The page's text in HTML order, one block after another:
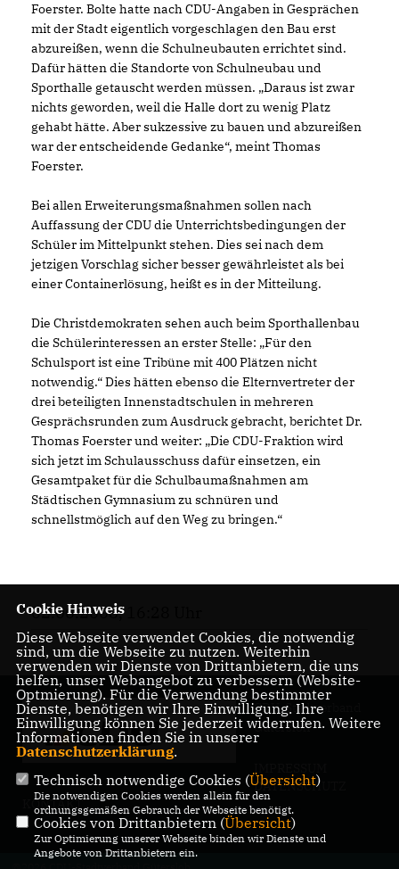
Foerster. Bolte hatte nach CDU-Angaben in Gesprächen
mit der Stadt eigentlich vorgeschlagen den Bau erst
abzureißen, wenn die Schulneubauten errichtet sind.
Dafür hätten die Standorte von Schulneubau und
Sporthalle getauscht werden müssen. „Daraus ist zwar
nichts geworden, weil die Halle dort zu wenig Platz
gehabt hätte. Aber sukzessive zu bauen und abzureißen
war der entscheidende Gedanke“, meint Thomas
Foerster.
Bei allen Erweiterungsmaßnahmen sollen nach
Auffassung der CDU die Unterrichtsbedingungen der
Schüler im Mittelpunkt stehen. Dies sei nach dem
jetzigen Vorschlag sicher besser gewährleistet als bei
einer Containerlösung, heißt es in der Mitteilung.
Die Christdemokraten sehen auch beim Sporthallenbau
die Schülerinteressen an erster Stelle: „Für den
Schulsport ist eine Tribüne mit 400 Plätzen nicht
notwendig.“ Dies hätten ebenso die Elternvertreter der
drei beteiligten Innenstadtschulen in mehreren
Gesprächsrunden zum Ausdruck gebracht, berichtet Dr.
Thomas Foerster und weiter: „Die CDU-Fraktion wird
sich jetzt im Schulausschuss dafür einsetzen, ein
Gesamtpaket für die Schulbaumaßnahmen am
Städtischen Gymnasium zu schnüren und
schnellstmöglich auf den Weg zu bringen.“
02.06.2008, 16:28 Uhr
CDU-Stadtverband
Gütersloh
DATENSCHUTZ
KONTAKT
Cookie Hinweis
Diese Webseite verwendet Cookies, die notwendig
sind, um die Webseite zu nutzen. Weiterhin
verwenden wir Dienste von Drittanbietern, die uns
helfen, unser Webangebot zu verbessern (Website-
Optmierung). Für die Verwendung bestimmter
Dienste, benötigen wir Ihre Einwilligung. Ihre
Einwilligung können Sie jederzeit widerrufen. Weitere
Informationen finden Sie in unserer
Datenschutzerklärung.
Technisch notwendige Cookies (Übersicht)
Die notwendigen Cookies werden allein für den
ordnungsgemäßen Gebrauch der Webseite benötigt.
Cookies von Drittanbietern (Übersicht)
Zur Optimierung unserer Webseite binden wir Dienste und
Angebote von Drittanbietern ein.